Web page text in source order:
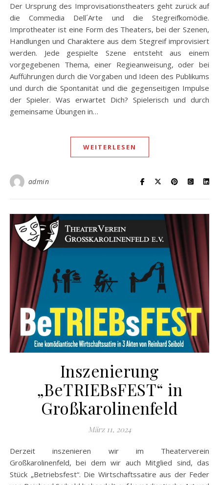
Der Ursprung des Improvisationstheaters geht zurück auf
die Commedia Dell´Arte und die Stegreifkomödie.
Improtheater ist eine Form des Theaters, bei der Szenen,
Handlungen und Charaktere aus dem Stegreif improvisiert
werden. Jede gespielte Szene entsteht aus einem
vorgegebenen Thema, einer Regieanweisung, oder bei
Aufführungen durch die Vorgaben und Ideen des Publikums
und durch die Spontanität und die gegenseitigen Impulse
der Spieler. Was erwartet Dich? Spielerisch und durch
gemeinsame Übungen in…
WEITERLESEN
admin
Inszenierung
„BeTRIEBsFEST“ in
Großkarolinenfeld
März 11, 2024
Derzeit inszenieren wir im Theaterverein
Großkarolinenfeld, bei dem wir auch Mitglied sind, das
Stück „Betriebsfest“. Die Wirtschaftssatire aus der Feder